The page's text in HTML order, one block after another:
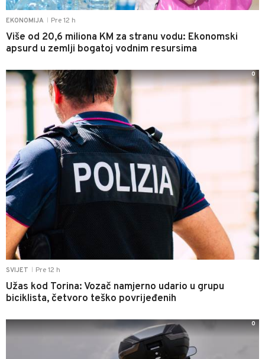
EKONOMIJA Pre 12 h
Više od 20,6 miliona KM za stranu vodu: Ekonomski
apsurd u zemlji bogatoj vodnim resursima
SVIJET Pre 12 h
Užas kod Torina: Vozač namjerno udario u grupu
biciklista, četvoro teško povrijeđenih
0
0